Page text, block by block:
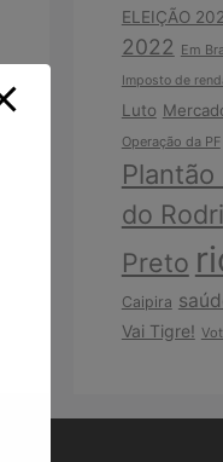
ELEIÇÃO
2022 Em
Imposto de
Luto
Operação da PF
Plantão
do
Preto
Caipira
Vai Tigre!